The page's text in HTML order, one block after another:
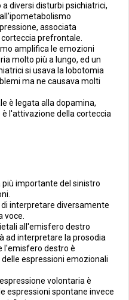
diversi disturbi psichiatrici,
associata
prefrontale.
amplifica le emozioni
molto più a lungo, ed un
si usava la lobotomia
ma ne causava molti
è legata alla dopamina,
l'attivazione della corteccia
importante del sinistro
interpretare diversamente
voce.
all'emisfero destro
ad interpretare la prosodia
l'emisfero destro è
espressioni emozionali
volontaria è
espressioni spontane invece